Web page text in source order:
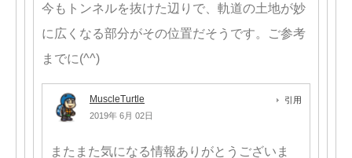
今もトンネルを抜けた辺りで、軌道の土地が妙
に広くなる部分がその位置だそうです。ご参考
までに(^^)
MuscleTurtle
2019年 6月 02日
引用
またまた気になる情報ありがとうございま